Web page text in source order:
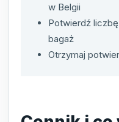
w Belgii
Potwierdź
bagaż
Otrzymaj